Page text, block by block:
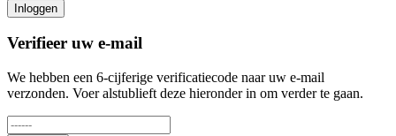
Inloggen
Verifieer uw e-mail
We hebben een 6-cijferige verificatiecode naar uw e-mail
verzonden. Voer alstublieft deze hieronder in om verder te gaan.